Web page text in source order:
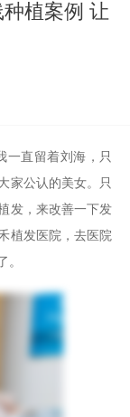
植案例 让
一直留着刘海，只
家公认的美女。只
发，来改善一下发
植发医院，去医院